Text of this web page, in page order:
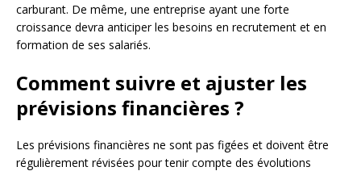
carburant. De même, une entreprise ayant une forte
croissance devra anticiper les besoins en recrutement et en
formation de ses salariés.
Comment suivre et ajuster les
prévisions financières ?
Les prévisions financières ne sont pas figées et doivent être
régulièrement révisées pour tenir compte des évolutions